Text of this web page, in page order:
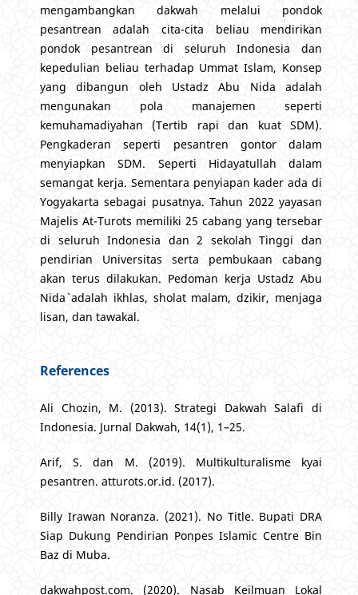
mengambangkan dakwah melalui pondok
pesantrean adalah cita-cita beliau mendirikan
pondok pesantrean di seluruh Indonesia dan
kepedulian beliau terhadap Ummat Islam, Konsep
yang dibangun oleh Ustadz Abu Nida adalah
mengunakan pola manajemen seperti
kemuhamadiyahan (Tertib rapi dan kuat SDM).
Pengkaderan seperti pesantren gontor dalam
menyiapkan SDM. Seperti Hidayatullah dalam
semangat kerja. Sementara penyiapan kader ada di
Yogyakarta sebagai pusatnya. Tahun 2022 yayasan
Majelis At-Turots memiliki 25 cabang yang tersebar
di seluruh Indonesia dan 2 sekolah Tinggi dan
pendirian Universitas serta pembukaan cabang
akan terus dilakukan. Pedoman kerja Ustadz Abu
Nida` adalah ikhlas, sholat malam, dzikir, menjaga
lisan, dan tawakal.
References
Ali Chozin, M. (2013). Strategi Dakwah Salafi di
Indonesia. Jurnal Dakwah, 14(1), 1–25.
Arif, S. dan M. (2019). Multikulturalisme kyai
pesantren. atturots.or.id. (2017).
Billy Irawan Noranza. (2021). No Title. Bupati DRA
Siap Dukung Pendirian Ponpes Islamic Centre Bin
Baz di Muba.
dakwahpost.com. (2020). Nasab Keilmuan Lokal